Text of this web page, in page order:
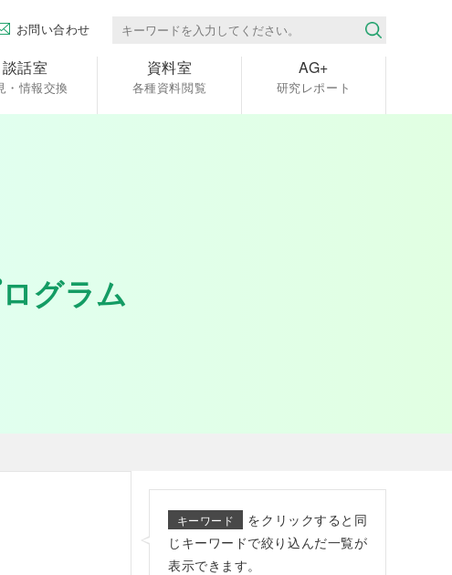
お問い合わせ
談話室
・情報交換
資料室
各種資料閲覧
AG+
研究レポート
グラム
キーワード
をクリックすると同
じキーワードで絞り込んだ一覧が
表示できます。